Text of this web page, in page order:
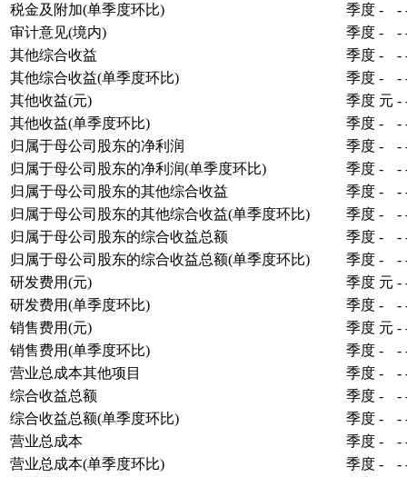
税金及附加(单季度环比)
季度 - -
审计意见(境内)
季度 - -
其他综合收益
季度 - -
其他综合收益(单季度环比)
季度 - -
其他收益(元)
季度 元 -
其他收益(单季度环比)
季度 - -
归属于母公司股东的净利润
季度 - -
归属于母公司股东的净利润(单季度环比)
季度 - -
归属于母公司股东的其他综合收益
季度 - -
归属于母公司股东的其他综合收益(单季度环比)
季度 - -
归属于母公司股东的综合收益总额
季度 - -
归属于母公司股东的综合收益总额(单季度环比)
季度 - -
研发费用(元)
季度 元 -
研发费用(单季度环比)
季度 - -
销售费用(元)
季度 元 -
销售费用(单季度环比)
季度 - -
营业总成本其他项目
季度 - -
综合收益总额
季度 - -
综合收益总额(单季度环比)
季度 - -
营业总成本
季度 - -
营业总成本(单季度环比)
季度 - -